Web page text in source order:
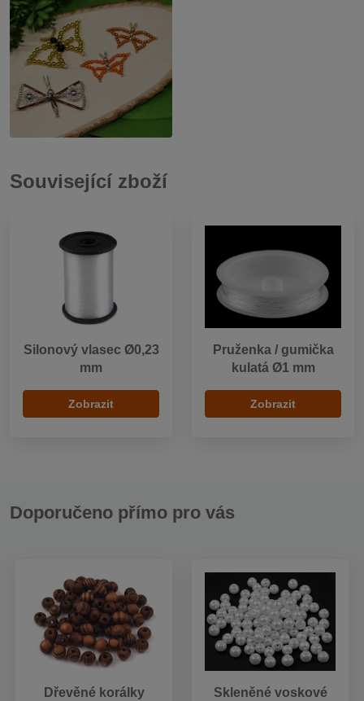
Související zboží
Silonový vlasec Ø0,23
mm
Zobrazit
Pruženka / gumička
kulatá Ø1 mm
Zobrazit
Doporučeno přímo pro vás
Dřevěné korálky
Skleněné voskové